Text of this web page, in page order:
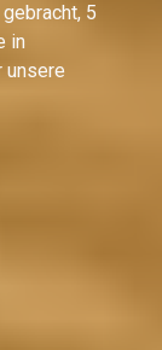
5
in
unsere